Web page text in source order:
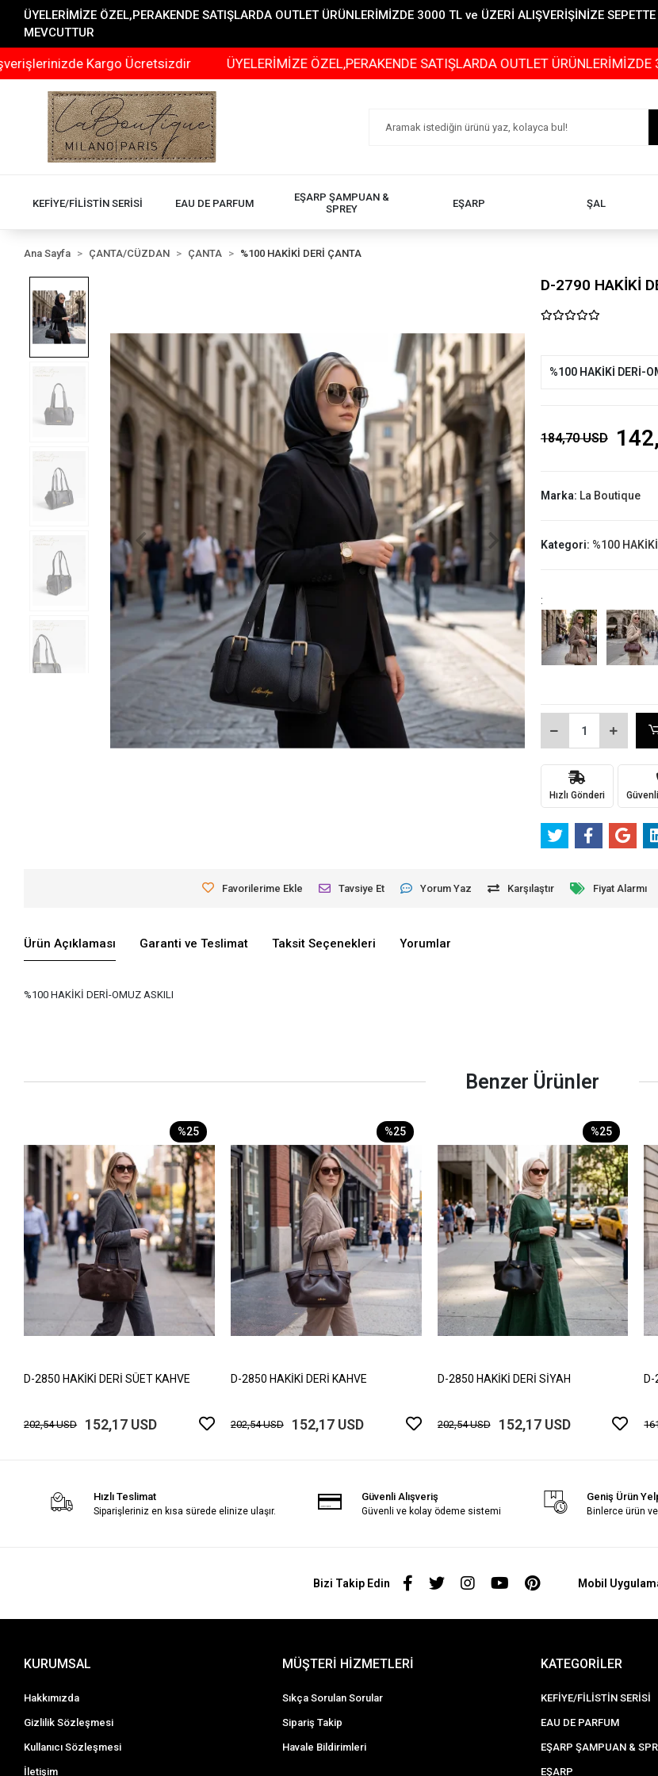
ÜYELERİMİZE ÖZEL,PERAKENDE SATIŞLARDA OUTLET ÜRÜNLERİMİZDE 3000 TL ve ÜZERİ ALIŞVERİŞİNİZE
MEVCUTTUR
Kargo Ücretsizdir ÜYELERİMİZE ÖZEL,PERAKENDE SATIŞLARDA OUTLET ÜRÜNLERİMİZDE 3000
KEFİYE/FİLİSTİN SERİSİ EAU DE PARFUM
EŞARP ŞAMPUAN &
SPREY
EŞARP ŞAL
Ana Sayfa ÇANTA/CÜZDAN ÇANTA %100 HAKİKİ DERİ ÇANTA
D-2790 HAKİKİ
%100 HAKİKİ DERİ-
184,70 USD
Marka: La Boutique
Kategori: %100
:
Hızlı Gönderi
Favorilerime Ekle Tavsiye Et Yorum Yaz Karşılaştır Fiyat Alarmı
Ürün Açıklaması Garanti ve Teslimat Taksit Seçenekleri Yorumlar
%100 HAKİKİ DERİ-OMUZ ASKILI
Benzer Ürünler
%25
D-2850 HAKİKİ DERİ SÜET KAHVE
202,54 USD 152,17 USD
%25
D-2850 HAKİKİ DERİ KAHVE
202,54 USD 152,17 USD
%25
D-2850 HAKİKİ DERİ SİYAH
202,54 USD 152,17 USD
Hızlı Teslimat
Siparişleriniz en kısa sürede elinize ulaşır.
Güvenli Alışveriş
Güvenli ve kolay ödeme sistemi
Geniş Ürün
Binlerce ürün
Bizi Takip Edin Mobil
KURUMSAL
Hakkımızda
Gizlilik Sözleşmesi
Kullanıcı Sözleşmesi
İletişim
MÜŞTERİ HİZMETLERİ
Sıkça Sorulan Sorular
Sipariş Takip
Havale Bildirimleri
KATEGORİLER
KEFİYE/FİLİSTİN SERİSİ
EAU DE PARFUM
EŞARP ŞAMPUAN &
EŞARP